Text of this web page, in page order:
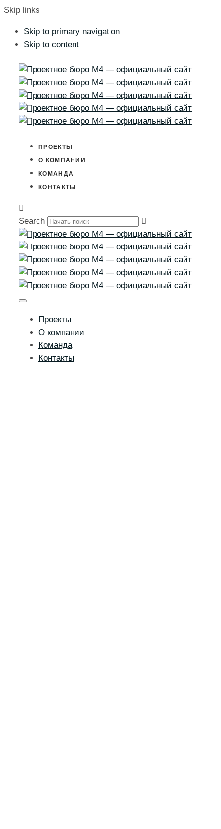
Skip links
Skip to primary navigation
Skip to content
ПРОЕКТЫ
О КОМПАНИИ
КОМАНДА
КОНТАКТЫ
Search
Проекты
О компании
Команда
Контакты